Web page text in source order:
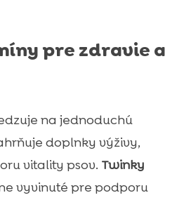
pre zdravie a
na jednoduchú
doplnky výživy,
vitality psov. Twinky
vyvinuté pre podporu